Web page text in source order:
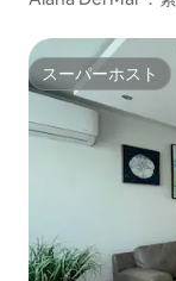
スーパーホスト
スーパーホスト